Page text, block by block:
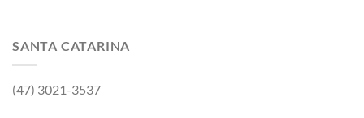
SANTA CATARINA
(47) 3021-3537